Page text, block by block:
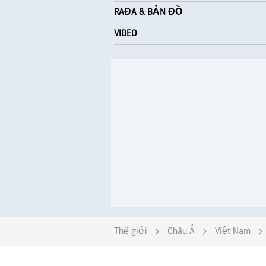
RAĐA & BẢN ĐỒ
VIDEO
Thế giới Châu Á Việt Nam